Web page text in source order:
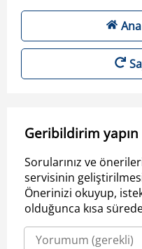
Geribildirim yapın
Sorularınız ve
servisinin
Önerinizi okuyup,
olduğunca kısa